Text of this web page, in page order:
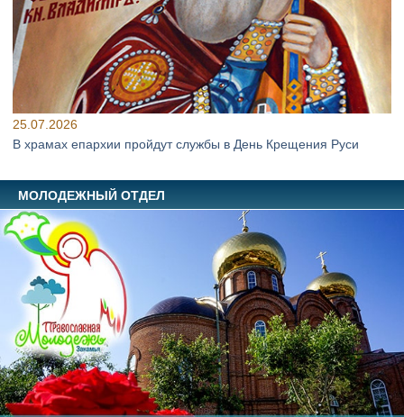
25.07.2026
В храмах епархии пройдут службы в День Крещения Руси
МОЛОДЕЖНЫЙ ОТДЕЛ